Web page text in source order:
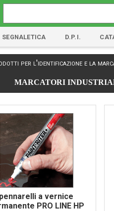
SEGNALETICA D.P.I.
per l'identificazione e la
MARCATORI
pennarelli a vernice
PRO LINE HP